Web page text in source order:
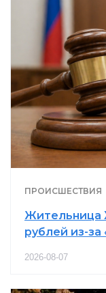
ПРОИСШЕСТВИЯ
Жительница
рублей из-за
2026-08-07